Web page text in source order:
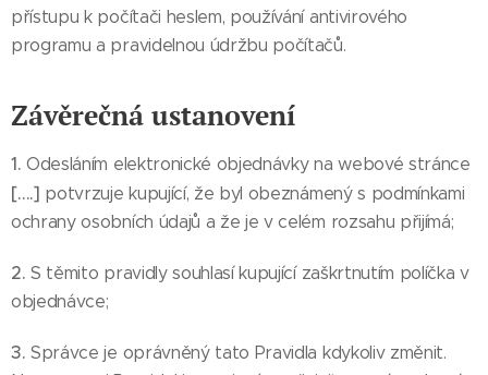
přístupu k počítači heslem, používání antivirového
programu a pravidelnou údržbu počítačů.
Závěrečná ustanovení
1.Odesláním elektronické objednávky na webové stránce
[….] potvrzuje kupující, že byl obeznámený s podmínkami
ochrany osobních údajů a že je v celém rozsahu přijímá;
2. S těmito pravidly souhlasí kupující zaškrtnutím políčka v
objednávce;
3. Správce je oprávněný tato Pravidla kdykoliv změnit.